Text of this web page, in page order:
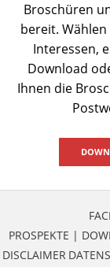
Broschüren
bereit.
Interessen,
Download
Ihnen die
PROSPEKTE |